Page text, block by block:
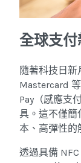
全球支
隨著科技日
Mastercard
Pay（感應支
具。這不僅簡
本、高彈性的
透過具備